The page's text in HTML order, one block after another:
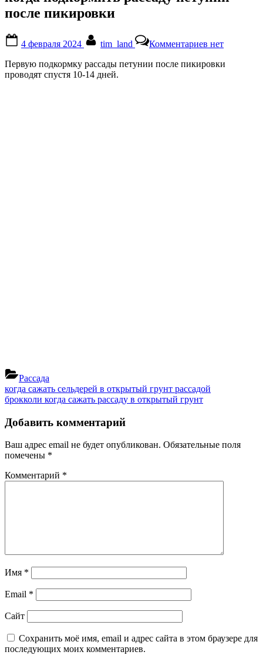
после пикировки
on
4 февраля 2024 tim_land Комментариевзаписи
подкормить
нет
Первую подкормку рассады петунии после пикировки
проводят спустя 10-14 дней.
Рассада
Навигация
по
записям
Previous
Post:
когда сажать сельдерей в открытый грунт рассадой
Next
брокколи когда сажать рассаду в открытый грунт
Добавить комментарий
Ваш адрес email не будет опубликован. Обязательные поля
помечены *
Комментарий *
Имя *
Email *
Сайт
Сохранить моё имя, email и адрес сайта в этом браузере для
последующих моих комментариев.